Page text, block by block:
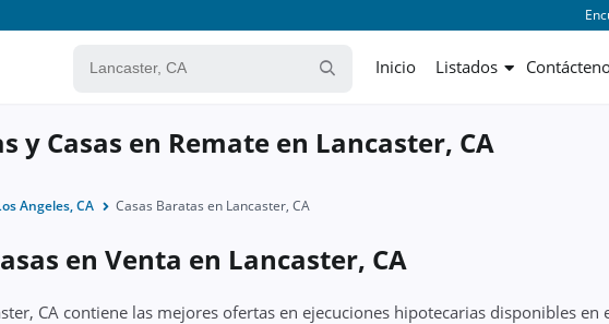
Inicio Listados
y Casas en Remate en Lancaster, CA
Angeles, CA Casas Baratas en Lancaster, CA
en Venta en Lancaster, CA
CA contiene las mejores ofertas en ejecuciones hipotecarias disponibles en